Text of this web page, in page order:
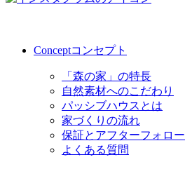
Conceptコンセプト
「森の家」の特長
自然素材へのこだわり
パッシブハウスとは
家づくりの流れ
保証とアフターフォロー
よくある質問